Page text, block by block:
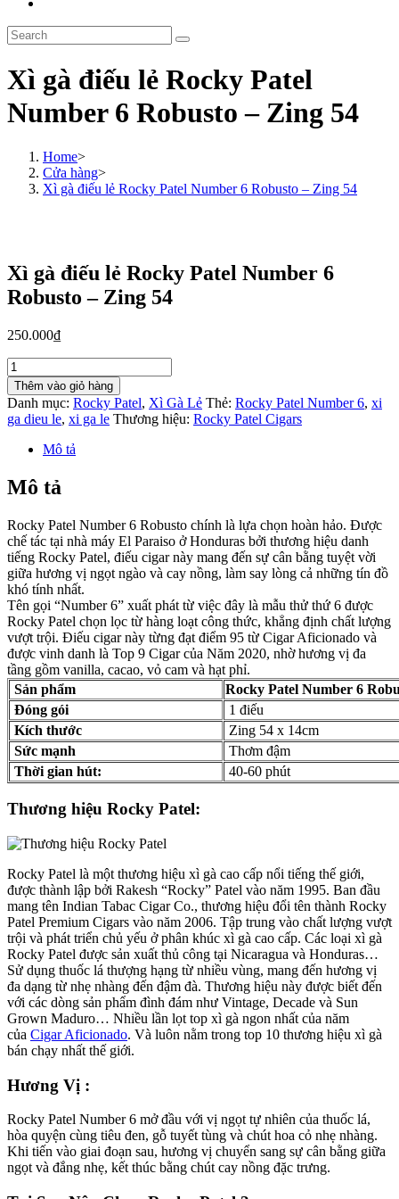
search
Search
this
Xì gà điếu lẻ Rocky Patel
Number 6 Robusto – Zing 54
Home>
Cửa hàng>
Xì gà điếu lẻ Rocky Patel Number 6 Robusto – Zing 54
Xì gà điếu lẻ Rocky Patel Number 6
Robusto – Zing 54
250.000₫
Xì
gà
điếu
lẻ
Rocky
Patel
Number
6
Robusto
Zing
54
số
lượng
Thêm vào giỏ hàng
Danh mục: Rocky Patel, Xì Gà Lẻ Thẻ: Rocky Patel Number 6, xi
ga dieu le, xi ga le Thương hiệu: Rocky Patel Cigars
Mô tả
Mô tả
Rocky Patel Number 6 Robusto chính là lựa chọn hoàn hảo. Được
chế tác tại nhà máy El Paraiso ở Honduras bởi thương hiệu danh
tiếng Rocky Patel, điếu cigar này mang đến sự cân bằng tuyệt vời
giữa hương vị ngọt ngào và cay nồng, làm say lòng cả những tín đồ
khó tính nhất.
Tên gọi “Number 6” xuất phát từ việc đây là mẫu thử thứ 6 được
Rocky Patel chọn lọc từ hàng loạt công thức, khẳng định chất lượng
vượt trội. Điếu cigar này từng đạt điểm 95 từ Cigar Aficionado và
được vinh danh là Top 9 Cigar của Năm 2020, nhờ hương vị đa
tầng gồm vanilla, cacao, vỏ cam và hạt phỉ.
Sản phẩm
Rocky Patel Number 6
Đóng gói
1 điếu
Kích thước
Zing 54 x 14cm
Sức mạnh
Thơm đậm
Thời gian hút:
40-60 phút
Thương hiệu Rocky Patel:
Rocky Patel là một thương hiệu xì gà cao cấp nổi tiếng thế giới,
được thành lập bởi Rakesh “Rocky” Patel vào năm 1995. Ban đầu
mang tên Indian Tabac Cigar Co., thương hiệu đổi tên thành Rocky
Patel Premium Cigars vào năm 2006. Tập trung vào chất lượng vượt
trội và phát triển chủ yếu ở phân khúc xì gà cao cấp. Các loại xì gà
Rocky Patel được sản xuất thủ công tại Nicaragua và Honduras…
Sử dụng thuốc lá thượng hạng từ nhiều vùng, mang đến hương vị
đa dạng từ nhẹ nhàng đến đậm đà. Thương hiệu này được biết đến
với các dòng sản phẩm đình đám như Vintage, Decade và Sun
Grown Maduro… Nhiều lần lọt top xì gà ngon nhất của năm
của Cigar Aficionado. Và luôn nằm trong top 10 thương hiệu xì gà
bán chạy nhất thế giới.
Hương Vị :
Rocky Patel Number 6 mở đầu với vị ngọt tự nhiên của thuốc lá,
hòa quyện cùng tiêu đen, gỗ tuyết tùng và chút hoa cỏ nhẹ nhàng.
Khi tiến vào giai đoạn sau, hương vị chuyển sang sự cân bằng giữa
ngọt và đắng nhẹ, kết thúc bằng chút cay nồng đặc trưng.